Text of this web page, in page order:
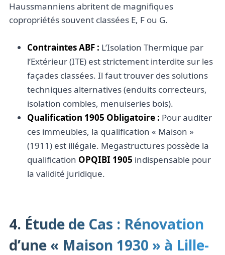
Haussmanniens abritent de magnifiques
copropriétés souvent classées E, F ou G.
Contraintes ABF : L’Isolation Thermique par
l’Extérieur (ITE) est strictement interdite sur les
façades classées. Il faut trouver des solutions
techniques alternatives (enduits correcteurs,
isolation combles, menuiseries bois).
Qualification 1905 Obligatoire : Pour auditer
ces immeubles, la qualification « Maison »
(1911) est illégale. Megastructures possède la
qualification OPQIBI 1905 indispensable pour
la validité juridique.
4. Étude de Cas : Rénovation
d’une « Maison 1930 » à Lille-